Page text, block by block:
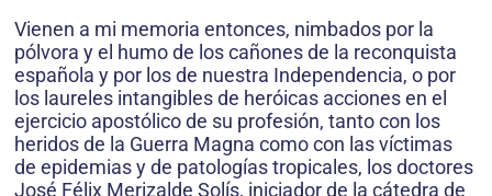
Vienen a mi memoria entonces, nimbados por la
pólvora y el humo de los cañones de la reconquista
española y por los de nuestra Independencia, o por
los laureles intangibles de heróicas acciones en el
ejercicio apostólico de su profesión, tanto con los
heridos de la Guerra Magna como con las víctimas
de epidemias y de patologías tropicales, los doctores
José Félix Merizalde Solís, iniciador de la cátedra de